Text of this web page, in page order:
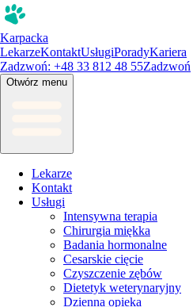
Karpacka
LekarzeKontaktUsługiPoradyKariera
Zadzwoń: +48 33 812 48 55Zadzwoń
Otwórz menu
Lekarze
Kontakt
Usługi
Intensywna terapia
Chirurgia miękka
Badania hormonalne
Cesarskie cięcie
Czyszczenie zębów
Dietetyk weterynaryjny
Dzienna opieka